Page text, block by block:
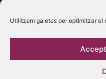
Utilitzem galetes per optimitzar el